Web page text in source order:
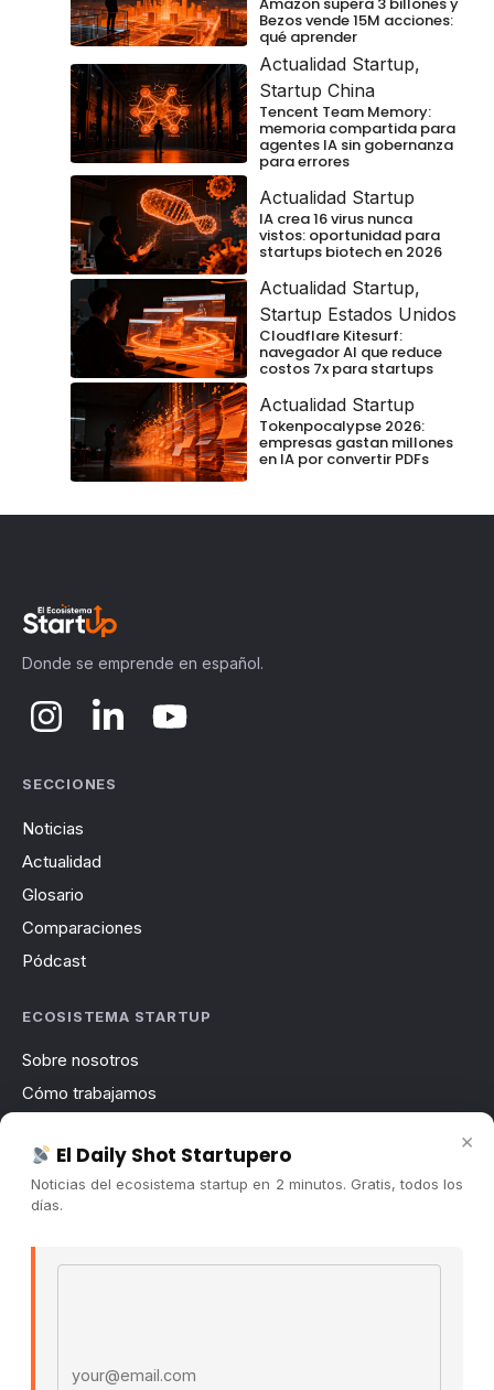
Bezos vende 15M acciones:
qué aprender
Actualidad Startup,
Startup China
Tencent Team Memory:
memoria compartida para
agentes IA sin gobernanza
para errores
Actualidad Startup
IA crea 16 virus nunca
vistos: oportunidad para
startups biotech en 2026
Actualidad Startup,
Startup Estados Unidos
Cloudflare Kitesurf:
navegador AI que reduce
costos 7x para startups
Actualidad Startup
Tokenpocalypse 2026:
empresas gastan millones
en IA por convertir PDFs
Donde se emprende en español.
SECCIONES
Noticias
Actualidad
Glosario
Comparaciones
Pódcast
ECOSISTEMA STARTUP
Sobre nosotros
Cómo trabajamos
Contacto
Publicidad
×
El Daily Shot Startupero
Noticias del ecosistema startup en 2 minutos. Gratis, todos los
días.